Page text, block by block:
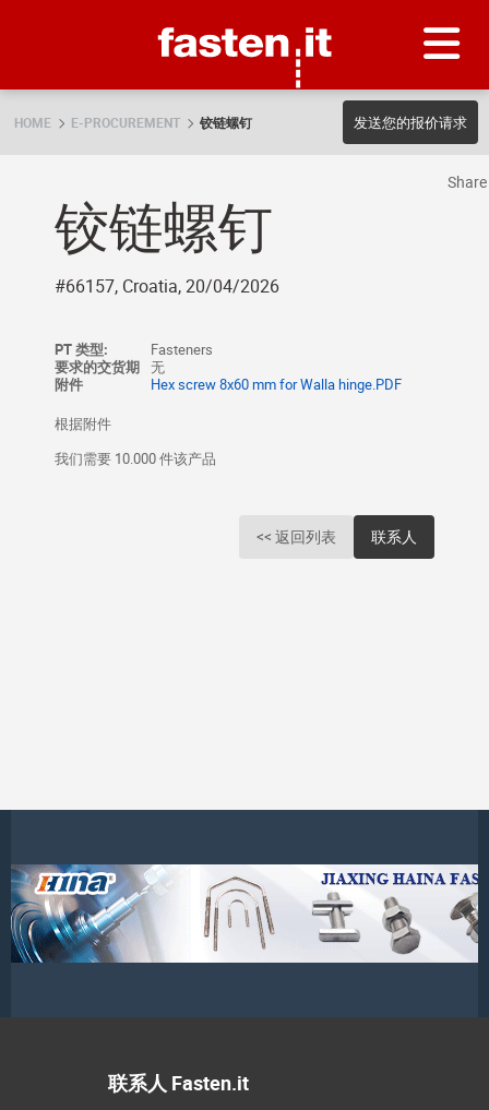
HOME E-PROCUREMENT 铰链螺钉 发送您的报价请求
铰链螺钉
#66157, Croatia, 20/04/2026
PT 类型:
Fasteners
要求的交货期 无
附件
Hex screw 8x60 mm for Walla hinge.PDF
根据附件
我们需要 10.000 件该产品
<< 返回列表 联系人
Share
联系人 Fasten.it